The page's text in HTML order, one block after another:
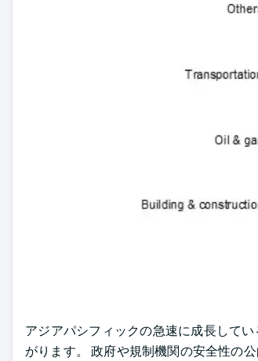
アジアパシフィックの急速に成長して
がります。 政府や規制機関の安全性の